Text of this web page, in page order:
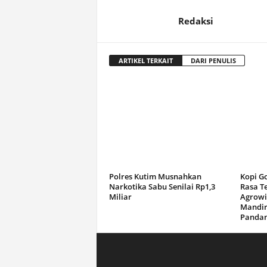
Redaksi
ARTIKEL TERKAIT DARI PENULIS
Polres Kutim Musnahkan
Narkotika Sabu Senilai Rp1,3
Miliar
Kopi
Rasa